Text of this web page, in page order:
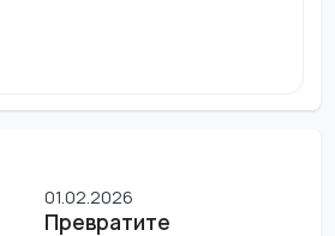
01.02.2026
Превратите